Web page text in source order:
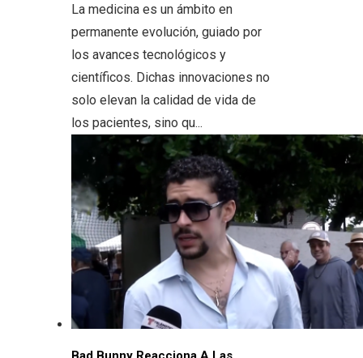
La medicina es un ámbito en
permanente evolución, guiado por
los avances tecnológicos y
científicos. Dichas innovaciones no
solo elevan la calidad de vida de
los pacientes, sino qu...